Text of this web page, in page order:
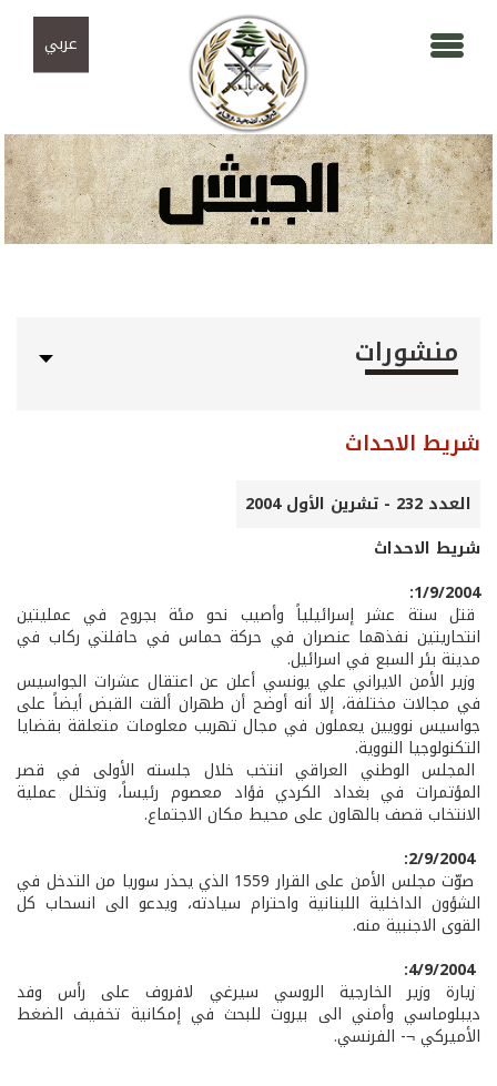
عربي
منشورات
شريط الاحداث
العدد 232 - تشرين الأول 2004
شريط الاحداث
1/9/2004:
قتل ستة عشر إسرائيلياً وأصيب نحو مئة بجروح في عمليتين
انتحاريتين نفذهما عنصران في حركة حماس في حافلتي ركاب في
مدينة بئر السبع في اسرائيل.
وزير الأمن الايراني علي يونسي أعلن عن اعتقال عشرات الجواسيس
في مجالات مختلفة، إلا أنه أوضح أن طهران ألقت القبض أيضاً على
جواسيس نوويين يعملون في مجال تهريب معلومات متعلقة بقضايا
التكنولوجيا النووية.
المجلس الوطني العراقي انتخب خلال جلسته الأولى في قصر
المؤتمرات في بغداد الكردي فؤاد معصوم رئيساً، وتخلل عملية
الانتخاب قصف بالهاون على محيط مكان الاجتماع.
2/9/2004:
صوّت مجلس الأمن على القرار 1559 الذي يحذر سوريا من التدخل في
الشؤون الداخلية اللبنانية واحترام سيادته، ويدعو الى انسحاب كل
القوى الاجنبية منه.
4/9/2004:
زيارة وزير الخارجية الروسي سيرغي لافروف على رأس وفد
ديبلوماسي وأمني الى بيروت للبحث في إمكانية تخفيف الضغط
الأميركي ¬- الفرنسي.